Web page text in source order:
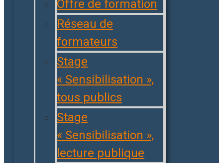
Offre de formation
Réseau de
formateurs
Stage
« Sensibilisation »,
tous publics
Stage
« Sensibilisation »,
lecture publique